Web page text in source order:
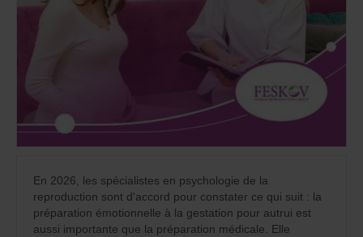
En 2026, les spécialistes en psychologie de la
reproduction sont d'accord pour constater ce qui suit : la
préparation émotionnelle à la gestation pour autrui est
aussi importante que la préparation médicale. Elle